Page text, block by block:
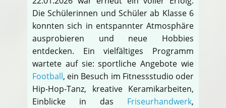
Die Schülerinnen und Schüler ab Klasse 6
konnten sich in entspannter Atmosphäre
ausprobieren und neue Hobbies
entdecken. Ein vielfältiges Programm
wartete auf sie: sportliche Angebote wie
Football, ein Besuch im Fitnessstudio oder
Hip-Hop-Tanz, kreative Keramikarbeiten,
Einblicke in das Friseurhandwerk,